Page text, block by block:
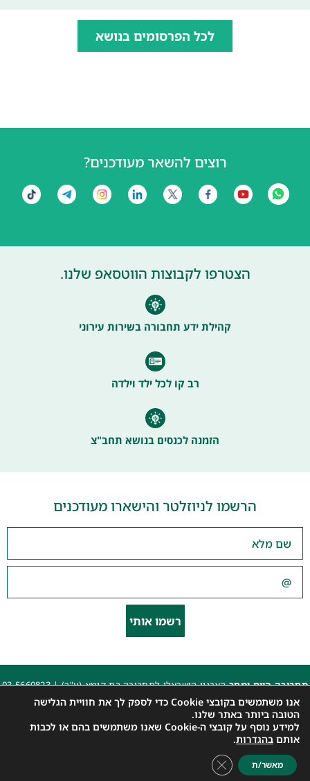
לכל הפרסומים בנושא
רוצים להשאר מעודכנים?
הצטרפו לקבוצות הווטסאפ שלנו.
קהילת ידע תחבורה בשירות עירוני
רב קו לכל ילד וילדה
הזמנה לכנסים בנושא תחב"צ
הרשמו לניוזלטר והישארו מעודכנים
רשמו אותי
תחבורה היום ומחרהארגון הישראלי לתחבורה בת קימא (ע"ר) |03-5660823
|
beyarok@gmail.com
כל הזכויות שמורות 2025 | הצהרת נגישות האתר
עיצוב: עדי. עיצוב גרפי
אנו משתמשים בקובצי Cookie כדי לספק לך את חוויית הגלישה
הטובה ביותר באתר שלנו.
למידע נוסף על קובצי ה-Cookie שאנו משתמשים בהם או לכבות
אותם בהגדרות.
מאשר/ת Close GDPR Cookie Banner